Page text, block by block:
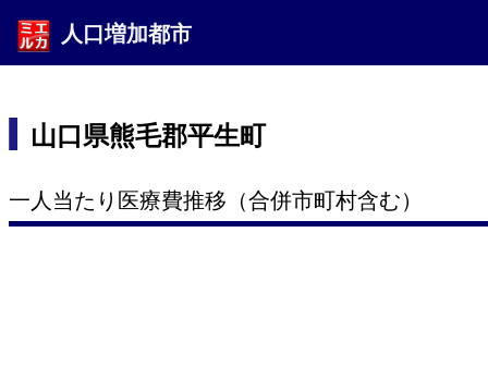
人口増加都市
山口県熊毛郡平生町
一人当たり医療費推移（合併市町村含む）